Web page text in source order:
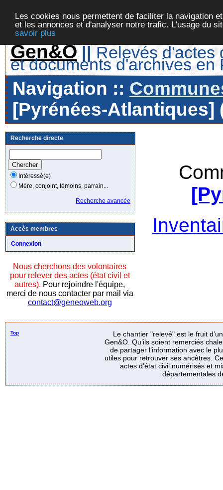
Les cookies nous permettent de faciliter la navigation
et les annonces et d'analyser notre trafic. L'usage du
savoir plus
Gen&O || Relevés d'actes
et documents d'archives en
Navigation ::
[Pyrénées-Atlantiques]
Recherche directe
Intéressé(e)
Mère, conjoint, témoins, parrain...
Recherche avancée
Accès membres
Connexion
Nous cherchons des volontaires
pour relever des actes (état civil et
autres). Pour rejoindre l'équipe,
merci de nous contacter par mail via
contact@geneoweb.org
Top
Le chantier "relevé" est le fruit
Gen&O. Qu’ils soient remerciés
de partager l’information avec le
utiles pour retrouver ses ancêtres.
actes d’état civil numérisés et
départementales